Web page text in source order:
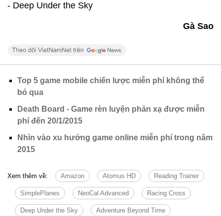
- Deep Under the Sky
Gà Sao
Top 5 game mobile chiến lược miễn phí không thể
bỏ qua
Death Board - Game rèn luyện phản xạ được miễn
phí đến 20/1/2015
Nhìn vào xu hướng game online miễn phí trong năm
2015
Xem thêm về: Amazon Atomus HD Reading Trainer
SimplePlanes NeoCal Advanced Racing Cross
Deep Under the Sky Adventure Beyond Time